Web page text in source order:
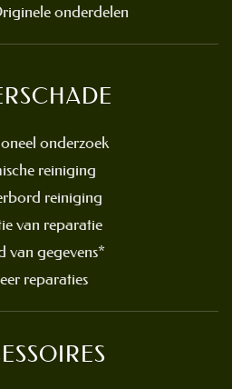
onderdelen
onderzoek
reiniging
reiniging
van reparatie
van gegevens*
reparaties